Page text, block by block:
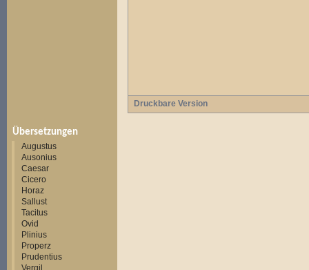
Übersetzungen
Augustus
Ausonius
Caesar
Cicero
Horaz
Sallust
Tacitus
Ovid
Plinius
Properz
Prudentius
Vergil
Druckbare Version